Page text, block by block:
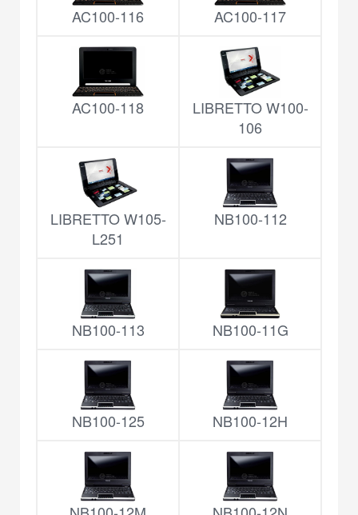
AC100-116 AC100-117
AC100-118
LIBRETTO W100-
106
LIBRETTO W105-
L251
NB100-112
NB100-113 NB100-11G
NB100-125 NB100-12H